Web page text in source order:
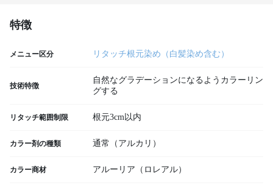
特徴
メニュー区分 リタッチ根元染め（白髪染め含む）
技術特徴
自然なグラデーションになるようカラーリン
グする
リタッチ範囲制限 根元3cm以内
カラー剤の種類 通常（アルカリ）
カラー商材 アルーリア（ロレアル）